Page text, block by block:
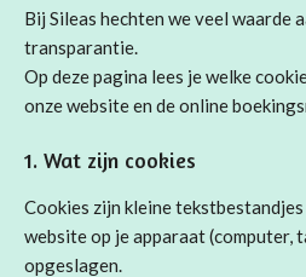
Bij Sileas hechten we veel waarde
transparantie.
Op deze pagina lees je welke
onze website en de online
1. Wat zijn cookies
Cookies zijn kleine tekstbestandjes
website op je apparaat
opgeslagen.